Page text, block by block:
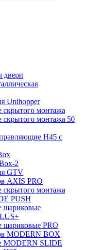
двери
Unihopper
монтажа
монтажа 50
H45 с
2
GTV
AXIS PRO
монтажа
PUSH
шариковые
PRO
MODERN BOX
MODERN SLIDE